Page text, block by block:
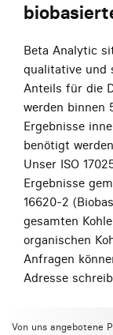
Beta Analytic
qualitative und
Anteils für die
werden binnen
Ergebnisse
benötigt
Unser ISO
Ergebnisse
16620-2
gesamten
organischen
Anfragen
Adresse